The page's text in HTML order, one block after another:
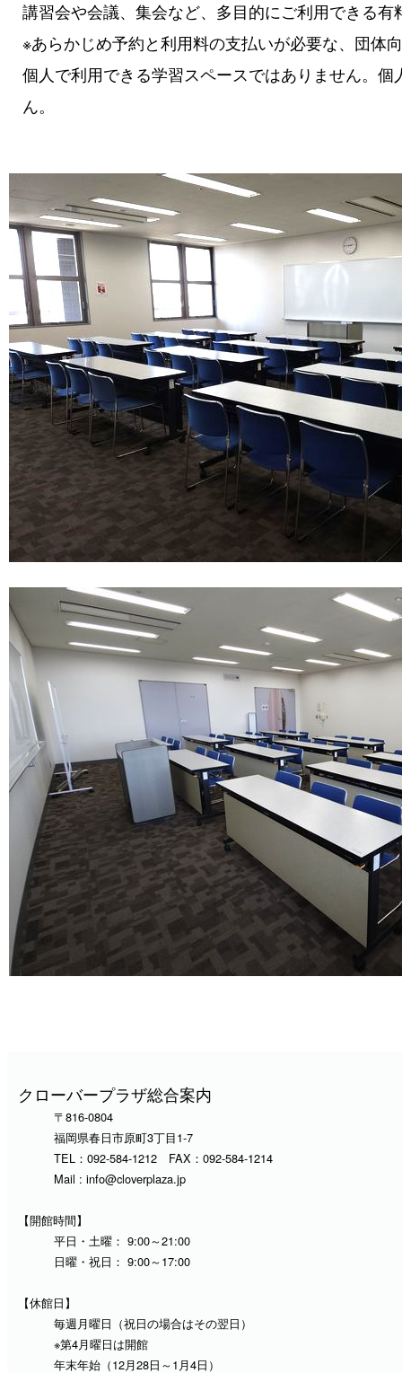
講習会や会議、集会など、多目的にご利用できる有
※あらかじめ予約と利用料の支払いが必要な、団体
個人で利用できる学習スペースではありません。
ん。
クローバープラザ総合案内
〒816-0804
福岡県春日市原町3丁目1-7
TEL： 092-584-1212 FAX：092-584-1214
Mail : info@cloverplaza.jp
【開館時間】
平日・土曜： 9:00～21:00
日曜・祝日： 9:00～17:00
【休館日】
毎週月曜日（祝日の場合はその翌日）
※第4月曜日は開館
年末年始（12月28日～1月4日）